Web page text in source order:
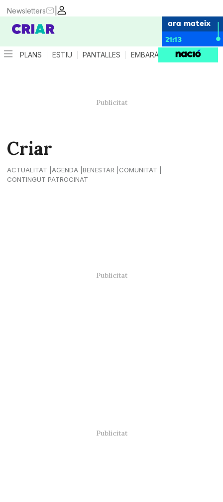
|
Newsletters
ara mateix
21:13
PLANS ESTIU PANTALLES EMBARÀS CRIANÇA
Criar
ACTUALITAT AGENDA BENESTAR
COMUNITAT
CONTINGUT PATROCINAT